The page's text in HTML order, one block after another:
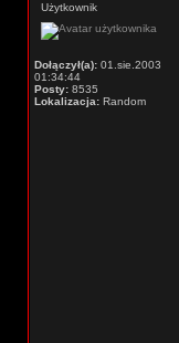
Użytkownik
Dołączył(a): 01.sie.2003
01:34:44
Posty: 8535
Lokalizacja: Random